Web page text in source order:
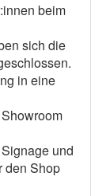
beim
sich die
in eine
und
den Shop